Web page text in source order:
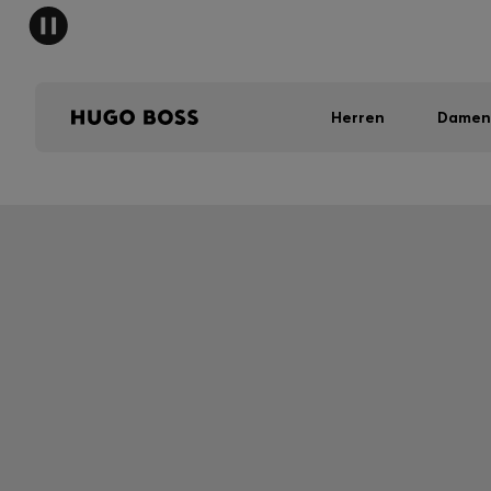
Herren Damen